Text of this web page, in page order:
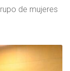
de mujeres